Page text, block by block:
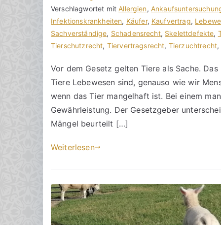
r
a
k
R
c
h
t
s
a
w
l
e
a
g
v
e
ö
f
f
e
n
l
c
t
a
m
Verschlagwortet mit Allergien,
Infektionskrankheiten, Käufer, Kaufvertrag,
Sachverständige, Schadensrecht, Skelettdefekte,
Tierschutzrecht, Tiervertragsrecht, Tierzuchtrecht,
K
o
m
m
n
t
a
r
e
Ein
mit
Vor dem Gesetz gelten Tiere als Sache.
Tiere Lebewesen sind, genauso wie wir
wenn das Tier mangelhaft ist. Bei einem
Gewährleistung. Der Gesetzgeber
Mängel beurteilt […]
Weiterlesen